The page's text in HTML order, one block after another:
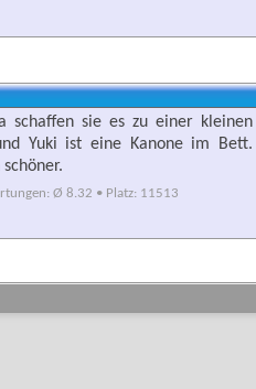
schaffen sie es zu einer kleinen
Yuki ist eine Kanone im Bett.
Ø 8.32 • Platz: 11513